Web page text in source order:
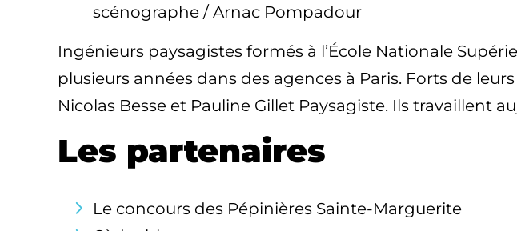
scénographe / Arnac Pompadour
Ingénieurs paysagistes formés à l’École Nationale
plusieurs années dans des agences à Paris. Forts de
Nicolas Besse et Pauline Gillet Paysagiste. Ils travaillent
Les partenaires
Le concours des Pépinières Sainte-Marguerite